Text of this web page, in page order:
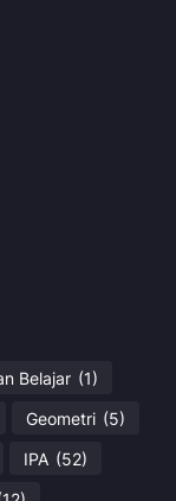
Belajar (1)
Geometri (5)
IPA (52)